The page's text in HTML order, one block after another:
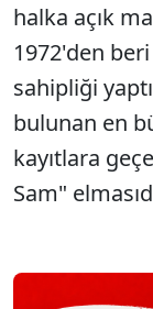
halka açık
1972'den
sahipliği
bulunan en
kayıtlara
Sam"